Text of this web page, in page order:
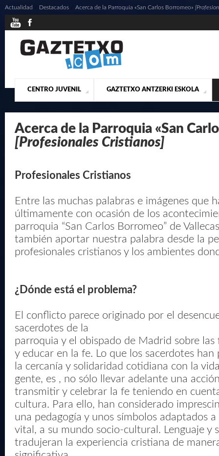
CENTRO JUVENIL
¿QUIENES SOMOS? ACTUALIDAD CONTACTO
GAZTETXO ANTZERKI ESKOLA
PRESENTACIÓN MUSICALES
Actualidad Destacados / Acerca de la Parroquia «San Carlos Borromeo»
Acerca de la Parroquia «San
[Profesionales Cristianos]
Profesionales Cristianos
Entre las muchas palabras e imágenes que
últimamente con ocasión de los
parroquia “San Carlos Borromeo” de
también aportar nuestra palabra desde la
profesionales cristianos y los ambientes
¿Dónde está el problema?
El conflicto parece originado por el
sacerdotes de la
parroquia y el obispado de Madrid sobre las
y educar en la fe. Lo que los sacerdotes han
la cercanía y solidaridad cotidiana con la
gente, es , no sólo llevar adelante una
transmitir y celebrar la fe teniendo en
cultura. Para ello, han considerado
una pedagogía y unos símbolos adaptados
vital, a su mundo socio-cultural. Lenguaje y
tradujeran la experiencia cristiana de